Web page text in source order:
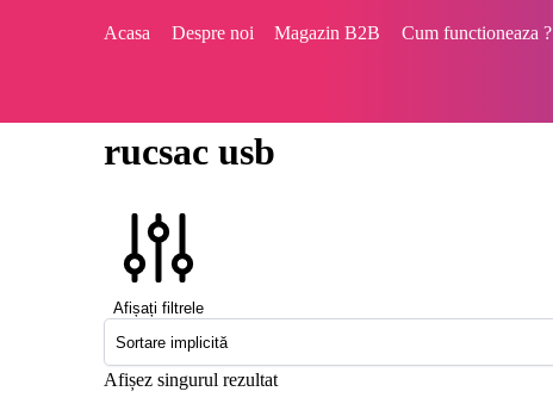
Acasa Despre noi Magazin B2B Cum functioneaza ?
rucsac usb
Afișați filtrele
Afișez singurul rezultat